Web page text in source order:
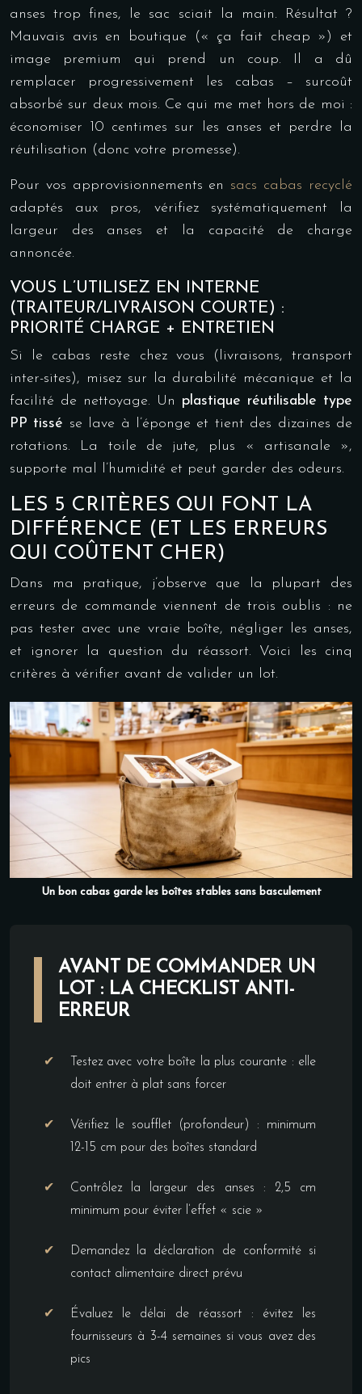
anses trop fines, le sac sciait la main. Résultat ?
Mauvais avis en boutique (« ça fait cheap ») et
image premium qui prend un coup. Il a dû
remplacer progressivement les cabas – surcoût
absorbé sur deux mois. Ce qui me met hors de moi :
économiser 10 centimes sur les anses et perdre la
réutilisation (donc votre promesse).
Pour vos approvisionnements en sacs cabas recyclé
adaptés aux pros, vérifiez systématiquement la
largeur des anses et la capacité de charge
annoncée.
VOUS L’UTILISEZ EN INTERNE
(TRAITEUR/LIVRAISON COURTE) :
PRIORITÉ CHARGE + ENTRETIEN
Si le cabas reste chez vous (livraisons, transport
inter-sites), misez sur la durabilité mécanique et la
facilité de nettoyage. Un plastique réutilisable type
PP tissé se lave à l’éponge et tient des dizaines de
rotations. La toile de jute, plus « artisanale »,
supporte mal l’humidité et peut garder des odeurs.
LES 5 CRITÈRES QUI FONT LA
DIFFÉRENCE (ET LES ERREURS
QUI COÛTENT CHER)
Dans ma pratique, j’observe que la plupart des
erreurs de commande viennent de trois oublis : ne
pas tester avec une vraie boîte, négliger les anses,
et ignorer la question du réassort. Voici les cinq
critères à vérifier avant de valider un lot.
Un bon cabas garde les boîtes stables sans basculement
AVANT DE COMMANDER UN
LOT : LA CHECKLIST ANTI-
ERREUR
Testez avec votre boîte la plus courante : elle
doit entrer à plat sans forcer
Vérifiez le soufflet (profondeur) : minimum
12-15 cm pour des boîtes standard
Contrôlez la largeur des anses : 2,5 cm
minimum pour éviter l’effet « scie »
Demandez la déclaration de conformité si
contact alimentaire direct prévu
Évaluez le délai de réassort : évitez les
fournisseurs à 3-4 semaines si vous avez des
pics